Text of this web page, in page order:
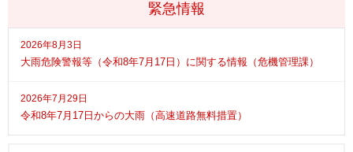
緊急情報
2026年8月3日
大雨危険警報等（令和8年7月17日）に関する情報（危機管理課）
2026年7月29日
令和8年7月17日からの大雨（高速道路無料措置）